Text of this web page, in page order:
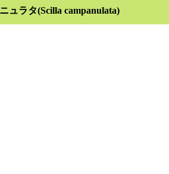
ュラタ(Scilla campanulata)